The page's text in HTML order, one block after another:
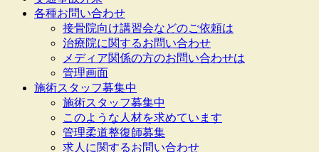
各種お問い合わせ
接骨院向け講習会などのご依頼は
治療院に関するお問い合わせ
メディア関係の方のお問い合わせは
管理画面
施術スタッフ募集中
施術スタッフ募集中
このような人材を求めています
管理柔道整復師募集
求人に関するお問い合わせ